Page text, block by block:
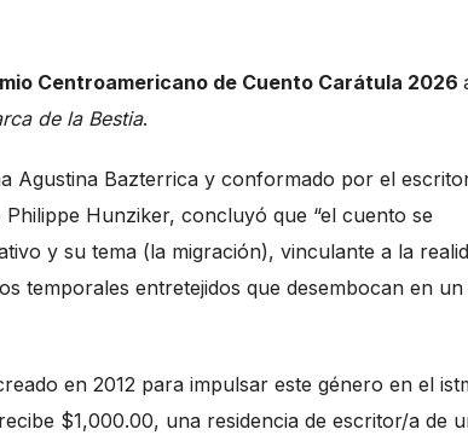
Centroamericano de Cuento Carátula 2026
de la Bestia.
Agustina Bazterrica y conformado por el
Hunziker, concluyó que “el cuento se
y su tema (la migración), vinculante a la
temporales entretejidos que desembocan en
en 2012 para impulsar este género en el
$1,000.00, una residencia de escritor/a de